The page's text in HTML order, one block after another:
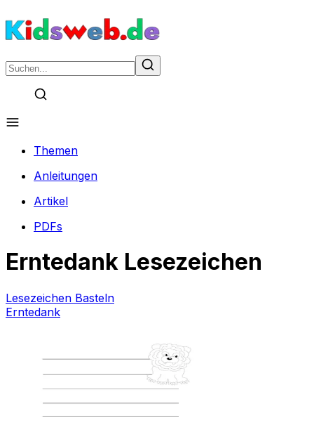
Themen
Anleitungen
Artikel
PDFs
Erntedank Lesezeichen
Lesezeichen Basteln
Erntedank